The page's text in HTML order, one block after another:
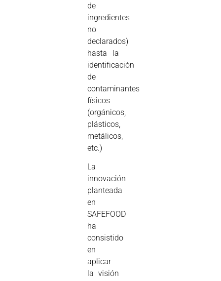
de
ingredientes
no
declarados)
hasta la
identificación
de
contaminantes
físicos
(orgánicos,
plásticos,
metálicos,
etc.)
La
innovación
planteada
en
SAFEFOOD
ha
consistido
en
aplicar
la visión